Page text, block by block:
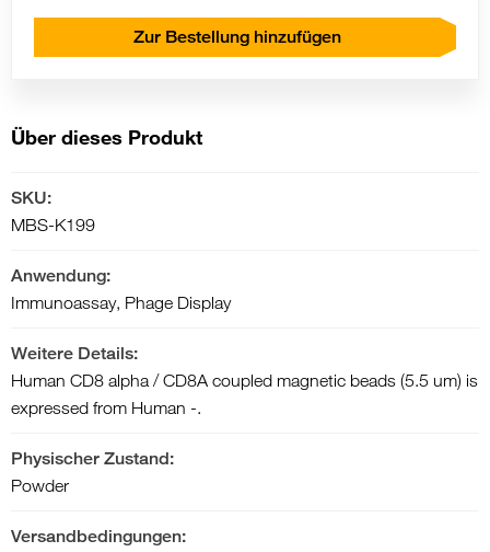
Zur Bestellung hinzufügen
Über dieses Produkt
SKU:
MBS-K199
Anwendung:
Immunoassay, Phage Display
Weitere Details:
Human CD8 alpha / CD8A coupled magnetic beads (5.5 um) is
expressed from Human -.
Physischer Zustand:
Powder
Versandbedingungen: